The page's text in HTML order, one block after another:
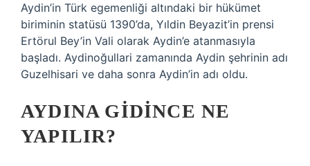
Aydin’in Türk egemenliği altındaki bir hükümet
biriminin statüsü 1390’da, Yıldin Beyazit’in prensi
Ertörul Bey’in Vali olarak Aydin’e atanmasıyla
başladı. Aydinoğullari zamanında Aydin şehrinin adı
Guzelhisari ve daha sonra Aydin’in adı oldu.
AYDINA GIDINCE NE
YAPILIR?